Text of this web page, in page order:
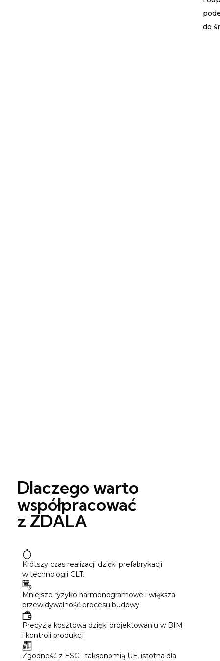
do
Dlaczego warto
współpracować
z ZDALA
Krótszy czas realizacji dzięki prefabrykacji
w technologii CLT.
Mniejsze ryzyko harmonogramowe i większa
przewidywalność procesu budowy
Precyzja kosztowa dzięki projektowaniu w BIM
i kontroli produkcji
Zgodność z ESG i taksonomią UE, istotna dla